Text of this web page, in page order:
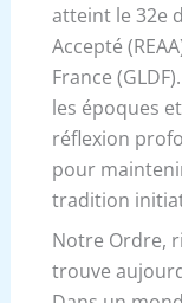
atteint le 32e
Accepté
France
les époques
réflexion
pour
tradition
Notre Ordre,
trouve